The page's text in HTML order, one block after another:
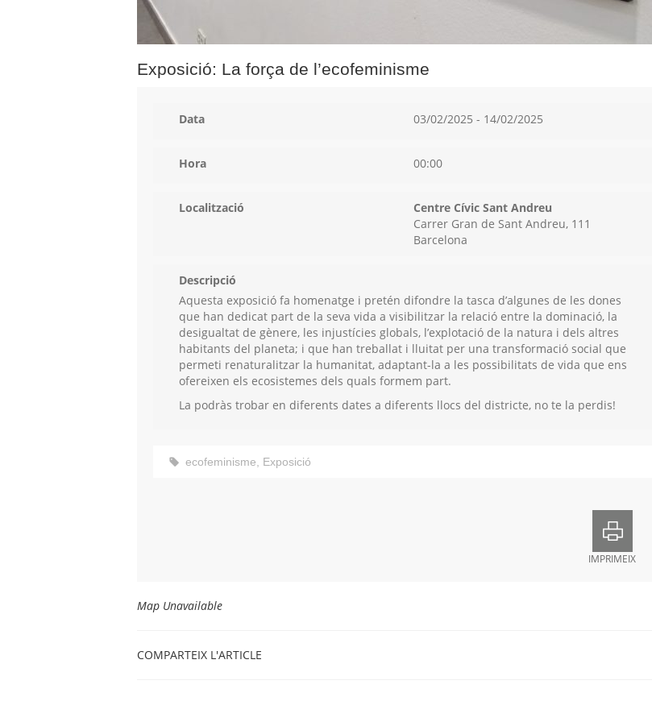
Exposició: La força de l’ecofeminisme
Data 03/02/2025 - 14/02/2025
Hora 00:00
Localització
Centre Cívic Sant Andreu
Carrer Gran de Sant Andreu, 111
Barcelona
Descripció
Aquesta exposició fa homenatge i pretén difondre la tasca d’algunes de les dones
que han dedicat part de la seva vida a visibilitzar la relació entre la dominació, la
desigualtat de gènere, les injustícies globals, l’explotació de la natura i dels altres
habitants del planeta; i que han treballat i lluitat per una transformació social que
permeti renaturalitzar la humanitat, adaptant-la a les possibilitats de vida que ens
ofereixen els ecosistemes dels quals formem part.
La podràs trobar en diferents dates a diferents llocs del districte, no te la perdis!
ecofeminisme, Exposició
IMPRIMEIX
Map Unavailable
COMPARTEIX L'ARTICLE